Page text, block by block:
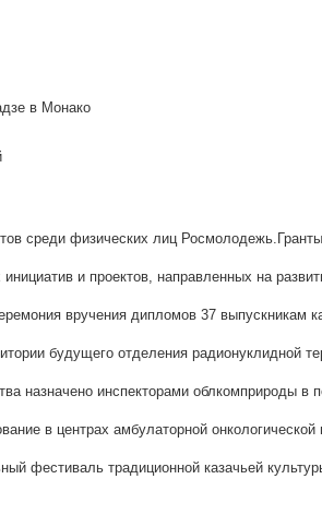
в Монако
среди физических лиц
и проектов, направленных на
вручения дипломов 37 выпускникам
будущего отделения радионуклидной
назначено инспекторами облкомприроды в
в центрах амбулаторной
фестиваль традиционной казачьей